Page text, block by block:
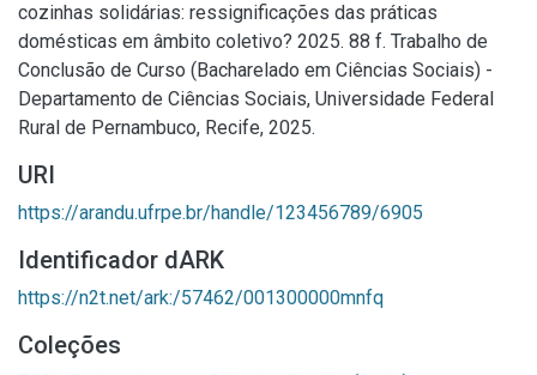
cozinhas solidárias: ressignificações das práticas
domésticas em âmbito coletivo? 2025. 88 f. Trabalho de
Conclusão de Curso (Bacharelado em Ciências Sociais) -
Departamento de Ciências Sociais, Universidade Federal
Rural de Pernambuco, Recife, 2025.
URI
https://arandu.ufrpe.br/handle/123456789/6905
Identificador dARK
https://n2t.net/ark:/57462/001300000mnfq
Coleções